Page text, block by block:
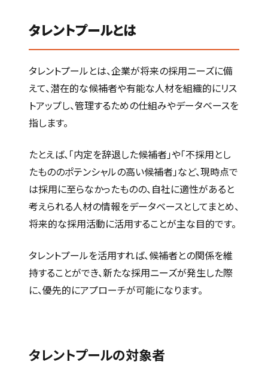
タレントプールとは
タレントプールとは、企業が将来の採用ニーズに備
えて、潜在的な候補者や有能な人材を組織的にリス
トアップし、管理するための仕組みやデータベースを
指します。
たとえば、「内定を辞退した候補者」や「不採用とし
たもののポテンシャルの高い候補者」など、現時点で
は採用に至らなかったものの、自社に適性があると
考えられる人材の情報をデータベースとしてまとめ、
将来的な採用活動に活用することが主な目的です。
タレントプールを活用すれば、候補者との関係を維
持することができ、新たな採用ニーズが発生した際
に、優先的にアプローチが可能になります。
タレントプールの対象者